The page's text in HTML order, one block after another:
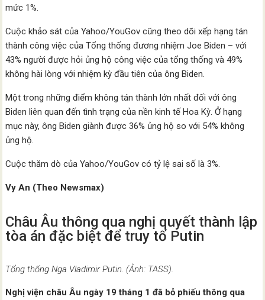
mức 1%.
Cuộc khảo sát của Yahoo/YouGov cũng theo dõi xếp hạng tán
thành công việc của Tổng thống đương nhiệm Joe Biden – với
43% người được hỏi ủng hộ công việc của tổng thống và 49%
không hài lòng với nhiệm kỳ đầu tiên của ông Biden.
Một trong những điểm không tán thành lớn nhất đối với ông
Biden liên quan đến tình trạng của nền kinh tế Hoa Kỳ. Ở hạng
mục này, ông Biden giành được 36% ủng hộ so với 54% không
ủng hộ.
Cuộc thăm dò của Yahoo/YouGov có tỷ lệ sai số là 3%.
Vy An (Theo Newsmax)
Châu Âu thông qua nghị quyết thành lập
tòa án đặc biệt để truy tố Putin
Tổng thống Nga Vladimir Putin. (Ảnh: TASS).
Nghị viện châu Âu ngày 19 tháng 1 đã bỏ phiếu thông qua